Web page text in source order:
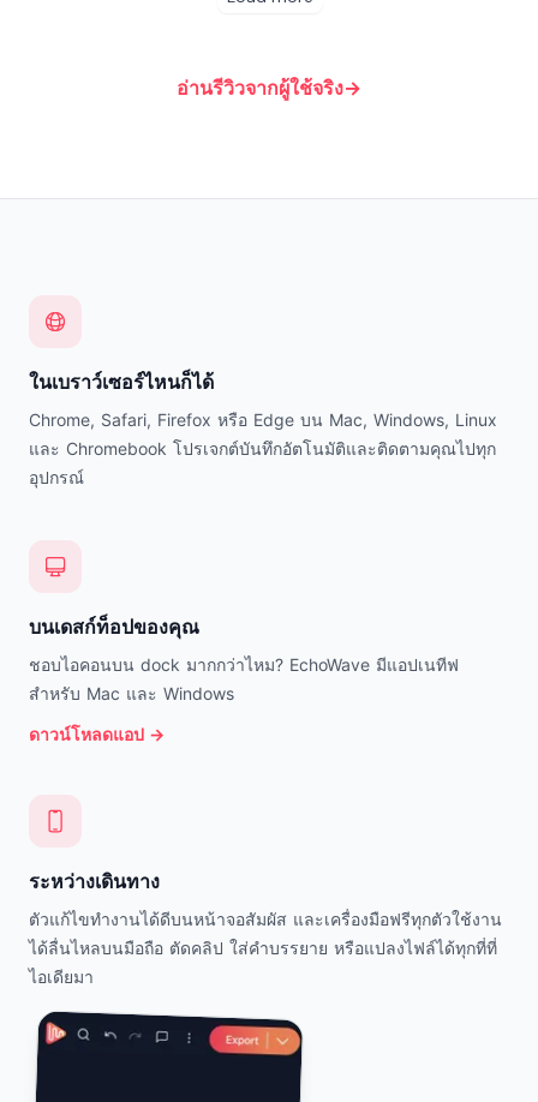
อ่านรีวิวจากผู้ใช้จริง→
ใช้งานได้ทุกอุปกรณ์
ในเบราว์เซอร์ไหนก็ได้
Chrome, Safari, Firefox หรือ Edge บน Mac, Windows, Linux
และ Chromebook โปรเจกต์บันทึกอัตโนมัติและติดตามคุณไปทุก
อุปกรณ์
บนเดสก์ท็อปของคุณ
ชอบไอคอนบน dock มากกว่าไหม? EchoWave มีแอปเนทีฟ
สำหรับ Mac และ Windows
ดาวน์โหลดแอป →
ระหว่างเดินทาง
ตัวแก้ไขทำงานได้ดีบนหน้าจอสัมผัส และเครื่องมือฟรีทุกตัวใช้งาน
ได้ลื่นไหลบนมือถือ ตัดคลิป ใส่คำบรรยาย หรือแปลงไฟล์ได้ทุกที่ที่
ไอเดียมา